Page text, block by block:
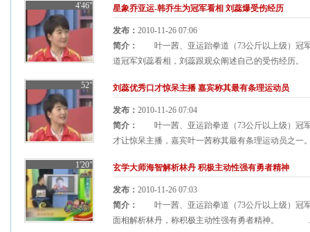
4'46" 星象乔亚运-韩乔生为冠军看相 刘蕊爆受伤经历
发布： 2010-11-26 07:06
简介：
叶一茜、亚运跆拳道（73公斤以上级）冠
道冠军刘蕊看相，刘蕊跟观众阐述自己的受伤经
52" 刘蕊优秀口才惊呆主播 嘉宾称其最有条理运动员
发布： 2010-11-26 07:04
简介：
叶一茜、亚运跆拳道（73公斤以上级）冠
才让惊呆主播，嘉宾叶一茜称其最有条理运动员
1'20" 玄学大师海智解析林丹 积极主动性强有勇者精神
发布： 2010-11-26 07:03
简介：
叶一茜、亚运跆拳道（73公斤以上级）冠
面相解析林丹，称积极主动性强有勇者精神。